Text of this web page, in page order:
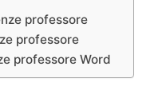
professore
professore
professore Word